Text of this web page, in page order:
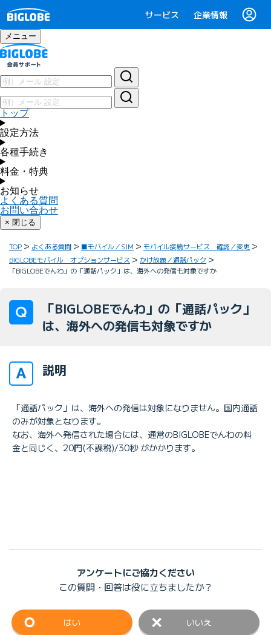
サービス 企業情報
メニュー
トップ
設定方法
各種手続き
料金・特典
お知らせ
よくある質問
お問い合わせ
× 閉じる
TOP よくある質問 ■モバイル／SIM
モバイル接続サービス 確認／変更
BIGLOBEモバイル オプションサービス
かけ放題／通話パック
「BIGLOBEでんわ」の「通話パック」は、海外への発信も対象ですか
「BIGLOBEでんわ」の「通話パック」
は、海外への発信も対象ですか
説明
「通話パック」は、海外への発信は対象になりません。国内通話
のみが対象となります。
なお、海外へ発信された場合には、通常のBIGLOBEでんわの料
金と同じく、20円(不課税)/30秒 がかかります。
アンケートにご協力ください
この質問・回答は役に立ちましたか？
はい いいえ